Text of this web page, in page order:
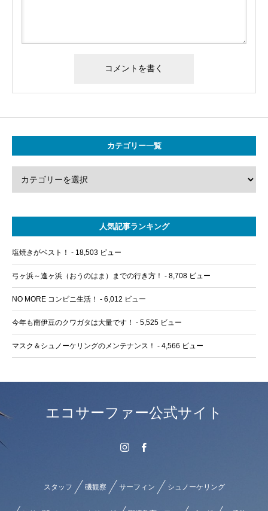
カテゴリー一覧
人気記事ランキング
塩焼きがベスト！ - 18,503 ビュー
弓ヶ浜～逢ヶ浜（おうのはま）までの行き方！ - 8,708 ビュー
NO MORE コンビニ生活！ - 6,012 ビュー
今年も南伊豆のクワガタは大量です！ - 5,525 ビュー
マスク＆シュノーケリングのメンテナンス！ - 4,566 ビュー
エコサーファー公式サイト
スタッフ 磯観察 サーフィン シュノーケリング